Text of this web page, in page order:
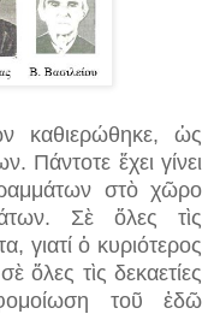
καθιερώθηκε, ὡς
Πάντοτε ἔχει γίνει
στὸ χῶρο
Σὲ ὅλες τὶς
γιατί ὁ κυριότερος
ὅλες τὶς δεκαετίες
τοῦ ἐδῶ